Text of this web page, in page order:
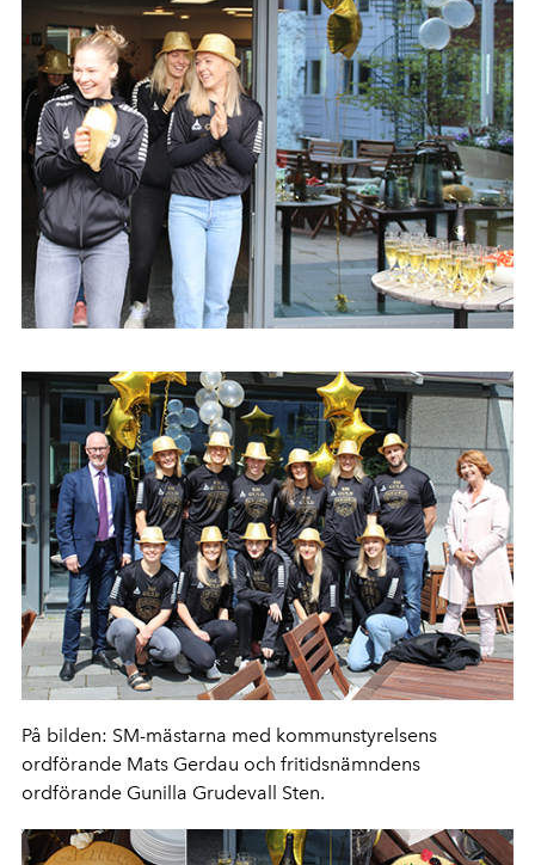
På bilden: SM-mästarna med kommunstyrelsens
ordförande Mats Gerdau och fritidsnämndens
ordförande Gunilla Grudevall Sten.